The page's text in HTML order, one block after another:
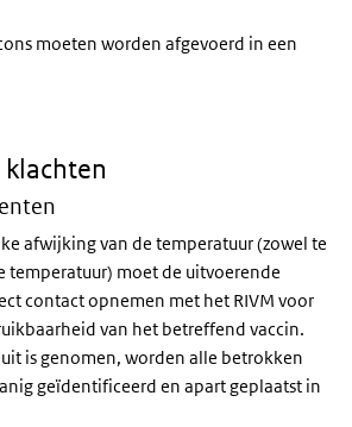
moeten worden afgevoerd in een
afwijking van de temperatuur (zowel te
temperatuur) moet de uitvoerende
contact opnemen met het RIVM voor
van het betreffend vaccin.
is genomen, worden alle betrokken
geïdentificeerd en apart geplaatst in